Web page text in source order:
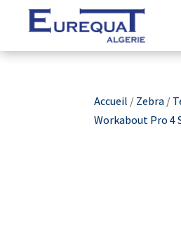
Accueil /Zebra/
Workabout Pro 4